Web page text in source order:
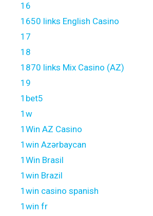
16
1650 links English Casino
17
18
1870 links Mix Casino (AZ)
19
1bet5
1w
1Win AZ Casino
1win Azərbaycan
1Win Brasil
1win Brazil
1win casino spanish
1win fr